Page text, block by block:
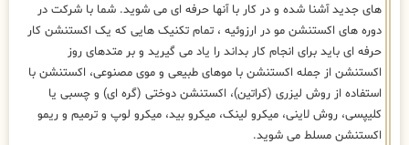
های جدید آشنا شده و در کار با آنها حرفه ای می شوید. شما با شرکت در
دوره های اکستنشن مو در ارزوئیه ، تمام تکنیک هایی که یک اکستنشن کار
حرفه ای باید برای انجام کار بداند را یاد می گیرید و بر متدهای روز
اکستنشن از جمله اکستنشن با موهای طبیعی و موی مصنوعی، اکستنشن با
استفاده از روش لیزری (کراتین)، اکستنشن دوختی (گره ای) و چسبی یا
کلیپسی، روش لاینی، میکرو لینک، میکرو بید، میکرو لوپ و ترمیم و ریمو
اکستنشن مسلط می شوید.